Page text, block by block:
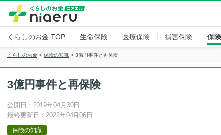
くらしのお金 TOP 生命保険 医療保険 損害保険 保
くらしのお金 保険の知識 3億円事件と再保険
3億円事件と再保険
公開日：2019年04月30日
最終更新日：2022年04月06日
保険の知識